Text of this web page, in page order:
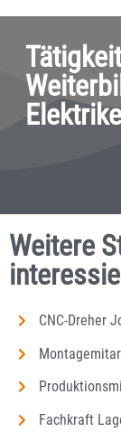
Weitere
CNC-Dreher
Fachkraft